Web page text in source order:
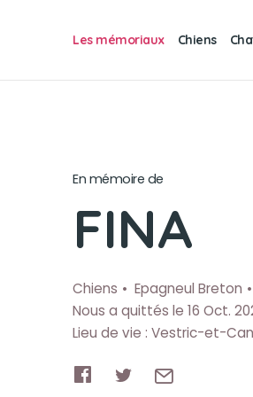
Les mémoriaux Chiens
En mémoire de
FINA
Chiens Epagneul Breton
Nous a quittés le 16 Oct.
Lieu de vie : Vestric-et-